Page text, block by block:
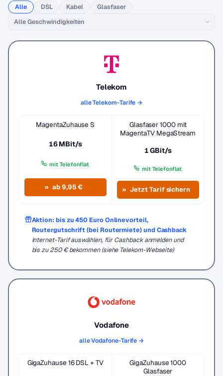
Alle DSL Kabel Glasfaser
Telekom
alle Telekom-Tarife →
MagentaZuhause S
16 MBit/s
mit Telefonflat
ab 9,95 €
Glasfaser 1000 mit
MagentaTV MegaStream
1 GBit/s
mit Telefonflat
Jetzt Tarif sichern
Aktion: bis zu 450 Euro Onlinevorteil,
Routergutschrift (bei Routermiete) und Cashback
Internet-Tarif auswählen, für Cashback anmelden und
bis zu 250 € bekommen (siehe Telekom-Webseite)
Vodafone
alle Vodafone-Tarife →
GigaZuhause 16 DSL + TV
GigaZuhause 1000
Glasfaser